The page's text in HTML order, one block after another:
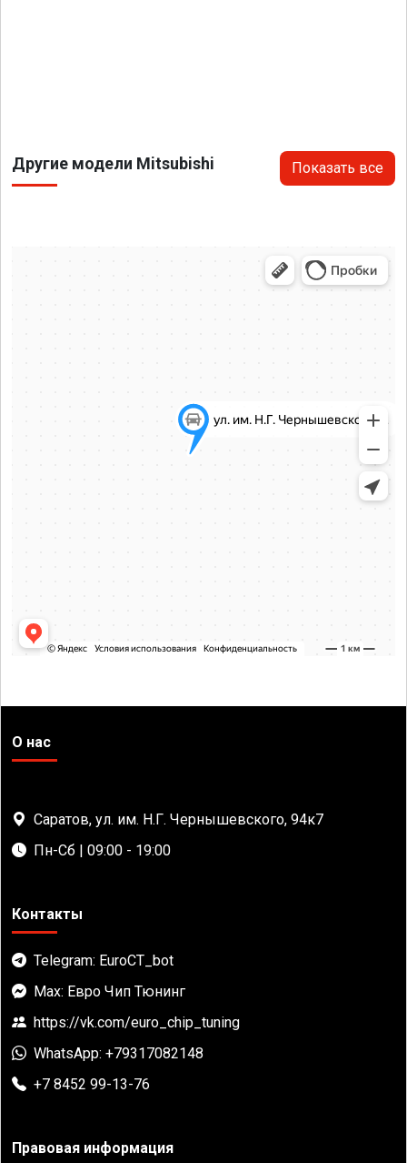
Другие модели Mitsubishi Показать все
О нас
Саратов, ул. им. Н.Г. Чернышевского, 94к7
Пн-Сб | 09:00 - 19:00
Контакты
Telegram: EuroCT_bot
Max: Евро Чип Тюнинг
https://vk.com/euro_chip_tuning
WhatsApp: +79317082148
+7 8452 99-13-76
Правовая информация